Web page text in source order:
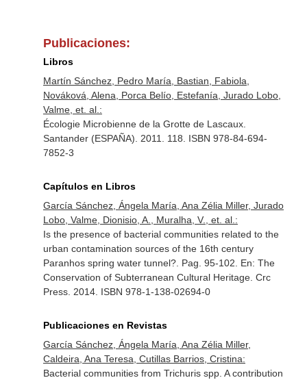
Publicaciones:
Libros
Martín Sánchez, Pedro María, Bastian, Fabiola,
Nováková, Alena, Porca Belío, Estefanía, Jurado Lobo,
Valme, et. al.:
Écologie Microbienne de la Grotte de Lascaux.
Santander (ESPAÑA). 2011. 118. ISBN 978-84-694-
7852-3
Capítulos en Libros
García Sánchez, Ángela María, Ana Zélia Miller, Jurado
Lobo, Valme, Dionisio, A., Muralha, V., et. al.:
Is the presence of bacterial communities related to the
urban contamination sources of the 16th century
Paranhos spring water tunnel?. Pag. 95-102. En: The
Conservation of Subterranean Cultural Heritage. Crc
Press. 2014. ISBN 978-1-138-02694-0
Publicaciones en Revistas
García Sánchez, Ángela María, Ana Zélia Miller,
Caldeira, Ana Teresa, Cutillas Barrios, Cristina:
Bacterial communities from Trichuris spp. A contribution